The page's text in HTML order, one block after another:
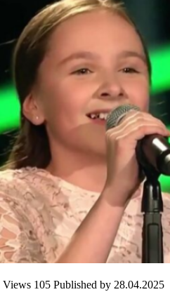
Views 105 Published by 28.04.2025